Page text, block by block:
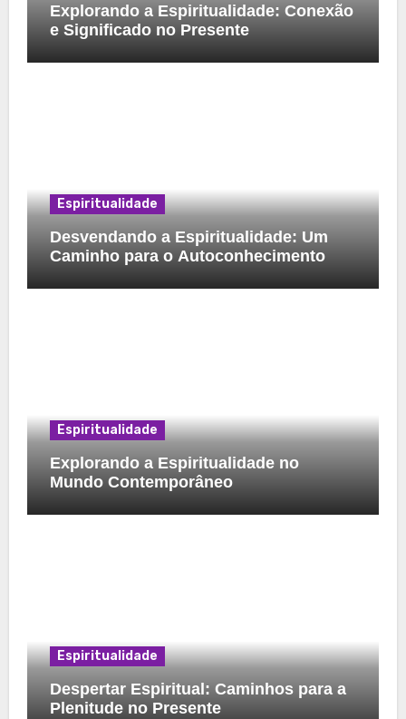
Explorando a Espiritualidade: Conexão
e Significado no Presente
Espiritualidade
Desvendando a Espiritualidade: Um
Caminho para o Autoconhecimento
Espiritualidade
Explorando a Espiritualidade no
Mundo Contemporâneo
Espiritualidade
Despertar Espiritual: Caminhos para a
Plenitude no Presente